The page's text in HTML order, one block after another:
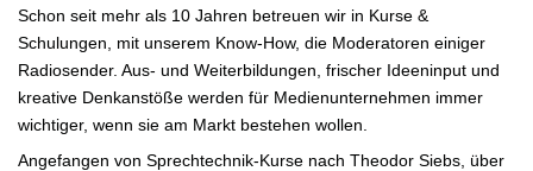
Schon seit mehr als 10 Jahren betreuen wir in Kurse &
Schulungen, mit unserem Know-How, die Moderatoren einiger
Radiosender. Aus- und Weiterbildungen, frischer Ideeninput und
kreative Denkanstöße werden für Medienunternehmen immer
wichtiger, wenn sie am Markt bestehen wollen.
Angefangen von Sprechtechnik-Kurse nach Theodor Siebs, über